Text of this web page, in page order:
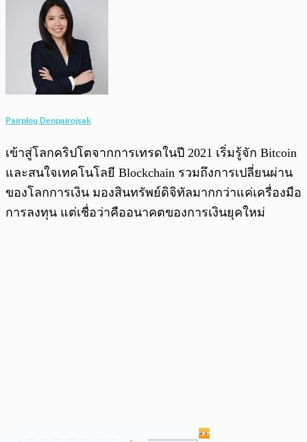
Pairploy Denpairojsak
เข้าสู่โลกคริปโตจากการเทรดในปี 2021 เริ่มรู้จัก Bitcoin
และสนใจเทคโนโลยี Blockchain รวมถึงการเปลี่ยนผ่าน
ของโลกการเงิน มองสินทรัพย์ดิจิทัลมากกว่าแค่เครื่องมือ
การลงทุน แต่เชื่อว่าคืออนาคตของการเงินยุคใหม่